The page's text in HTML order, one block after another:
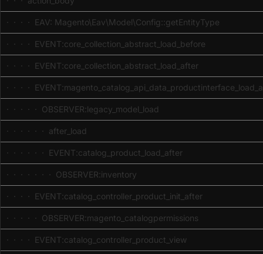
· · · · EAV: Magento\Eav\Model\Config::getEntityType
· · · · EVENT:core_collection_abstract_load_before
· · · · EVENT:core_collection_abstract_load_after
· · · ·
· · · · · OBSERVER:legacy_model_load
· · · · · · after_load
· · · · · · EVENT:catalog_product_load_after
· · · · · · · OBSERVER:inventory
· · · · EVENT:catalog_controller_product_init_after
· · · · · OBSERVER:magento_catalogpermissions
· · · · EVENT:catalog_controller_product_view